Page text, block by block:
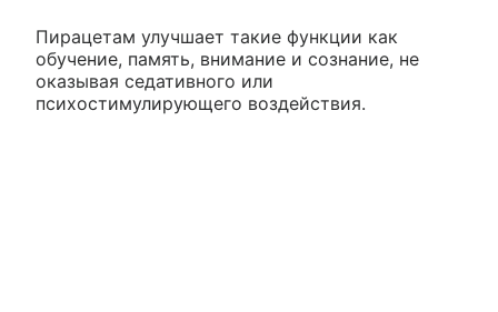
Пирацетам улучшает такие функции как
обучение, память, внимание и сознание, не
оказывая седативного или
психостимулирующего воздействия.